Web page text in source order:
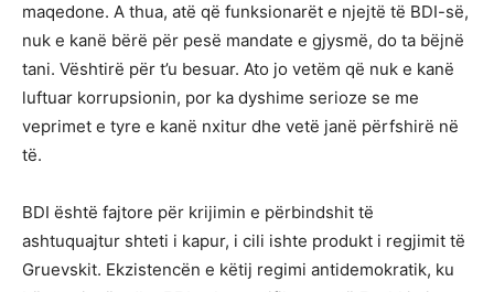
maqedone. A thua, atë që funksionarët e njejtë të BDI-së,
nuk e kanë bërë për pesë mandate e gjysmë, do ta bëjnë
tani. Vështirë për t’u besuar. Ato jo vetëm që nuk e kanë
luftuar korrupsionin, por ka dyshime serioze se me
veprimet e tyre e kanë nxitur dhe vetë janë përfshirë në
të.
BDI është fajtore për krijimin e përbindshit të
ashtuquajtur shteti i kapur, i cili ishte produkt i regjimit të
Gruevskit. Ekzistencën e këtij regimi antidemokratik, ku